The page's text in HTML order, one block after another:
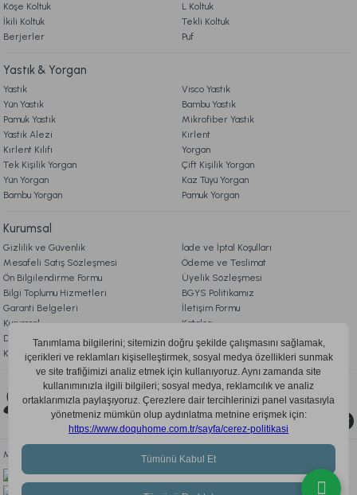
1.190,00 TL
Online'a Özel
1.679,00 TL
Visco Air Yastık 2'li Avantajlı Paket 60 x 40 cm - Beyaz
%20
İndirim
3.998,00 TL
3.199,00 TL
Calista Pike Çift Kişilik - Sarı
%20
İndirim
1.429,00 TL
Ücretsiz Kargo
Comfyline Bebek Yastık Bebek - Beyaz
729,00 TL
Ücretsiz Kargo
Köşe Koltuk
L Koltuk
İkili Koltuk
Tekli Koltuk
Berjerler
Puf
Yastık & Yorgan
Yastık
Visco Yastık
Yün Yastık
Bambu Yastık
Pamuk Yastık
Mikrofiber Yastık
Yastık Alezi
Kırlent
Kırlent Kılıfı
Yorgan
Tek Kişilik Yorgan
Çift Kişilik Yorgan
Yün Yorgan
Kaz Tüyü Yorgan
Bambu Yorgan
Pamuk Yorgan
Kurumsal
Gizlilik ve Güvenlik
İade ve İptal Koşulları
Mesafeli Satış Sözleşmesi
Ödeme ve Teslimat
Ön Bilgilendirme Formu
Üyelik Sözleşmesi
Bilgi Toplumu Hizmetleri
BGYS Politikamız
Garanti Belgeleri
İletişim Formu
Kurumsal
Katalog
Doqu Blog
Çerez Politikası
KVKK Aydınlatma Metni
Bizi Takip Edin
0850 205 03 35
Mobil Uygulamayı İndir, Fırsatları Kaçırma!